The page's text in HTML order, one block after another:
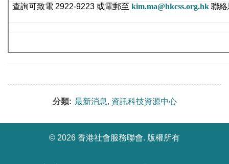
查詢可致電 2922-9223 或電郵至 kim.ma@hkcss.org.hk 聯絡
分類: 最新消息, 資訊科技資源中心
© 2026 香港社會服務聯會. 版權所有